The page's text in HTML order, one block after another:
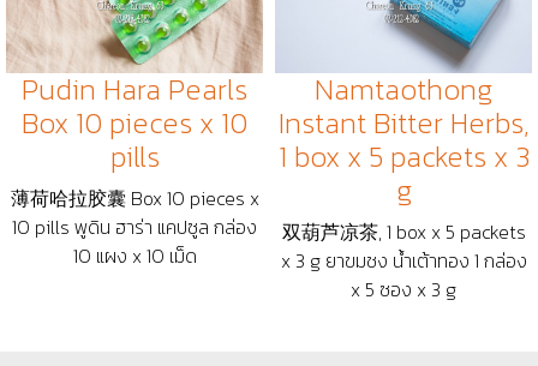
Pudin Hara Pearls
Box 10 pieces x 10
pills
薄荷哈拉胶囊 Box 10 pieces x
10 pills พูดิน ฮาร่า แคปซูล กล่อง
10 แผง x 10 เม็ด
Namtaothong
Instant Bitter Herbs,
1 box x 5 packets x 3
g
双葫芦凉茶, 1 box x 5 packets
x 3 g ยาขมชง น้ำเต้าทอง 1 กล่อง
x 5 ซอง x 3 g